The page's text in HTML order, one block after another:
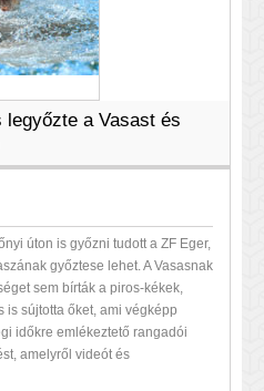
a Vasast és
úton is győzni tudott a ZF Eger,
győztese lehet. A Vasasnak
sem bírták a piros-kékek,
sújtotta őket, ami végképp
időkre emlékeztető rangadói
amelyről videót és